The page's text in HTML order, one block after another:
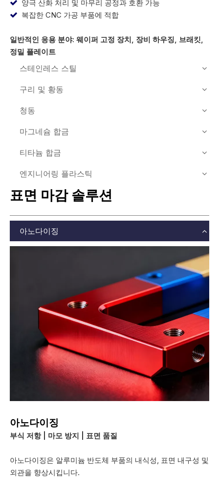
 양극 산화 처리 및 마무리 공정과 호환 가능
 복잡한 CNC 가공 부품에 적합
일반적인 응용 분야: 웨이퍼 고정 장치, 장비 하우징, 브래킷,
정밀 플레이트
스테인레스 스틸
구리 및 황동
청동
마그네슘 합금
티타늄 합금
엔지니어링 플라스틱
표면 마감 솔루션
아노다이징
아노다이징
부식 저항 | 마모 방지 | 표면 품질
아노다이징은 알루미늄 반도체 부품의 내식성, 표면 내구성 및
외관을 향상시킵니다.